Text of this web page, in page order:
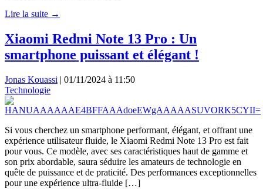
Lire la suite →
Xiaomi Redmi Note 13 Pro : Un
smartphone puissant et élégant !
Jonas Kouassi | 01/11/2024 à 11:50
Technologie
Si vous cherchez un smartphone performant, élégant, et offrant une
expérience utilisateur fluide, le Xiaomi Redmi Note 13 Pro est fait
pour vous. Ce modèle, avec ses caractéristiques haut de gamme et
son prix abordable, saura séduire les amateurs de technologie en
quête de puissance et de praticité. Des performances exceptionnelles
pour une expérience ultra-fluide […]